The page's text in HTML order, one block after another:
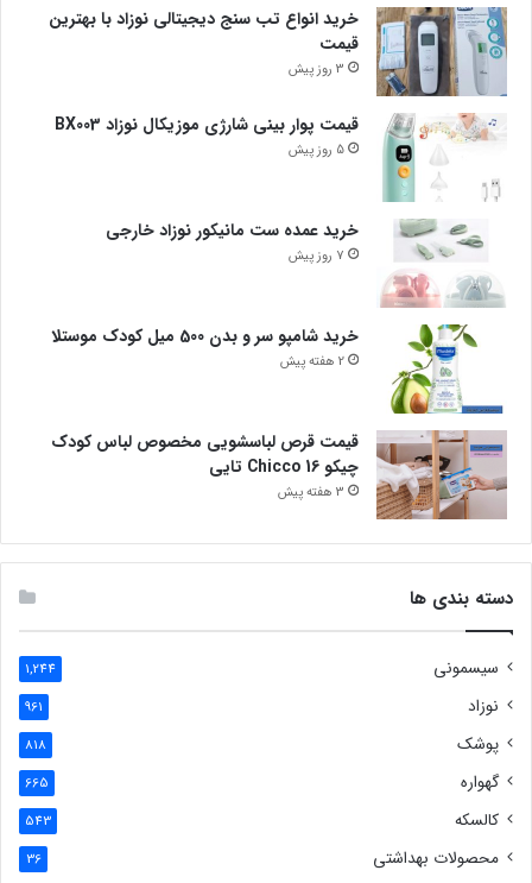
خرید انواع تب سنج دیجیتالی نوزاد با بهترین
قیمت
3 روز پیش
قیمت پوار بینی شارژی موزیکال نوزاد BX003
5 روز پیش
خرید عمده ست مانیکور نوزاد خارجی
7 روز پیش
خرید شامپو سر و بدن 500 میل کودک موستلا
2 هفته پیش
قیمت قرص لباسشویی مخصوص لباس کودک
چیکو Chicco 16 تایی
3 هفته پیش
دسته بندی ها
سیسمونی 1,244
نوزاد 961
پوشک 818
گهواره 665
کالسکه 543
محصولات بهداشتی 36